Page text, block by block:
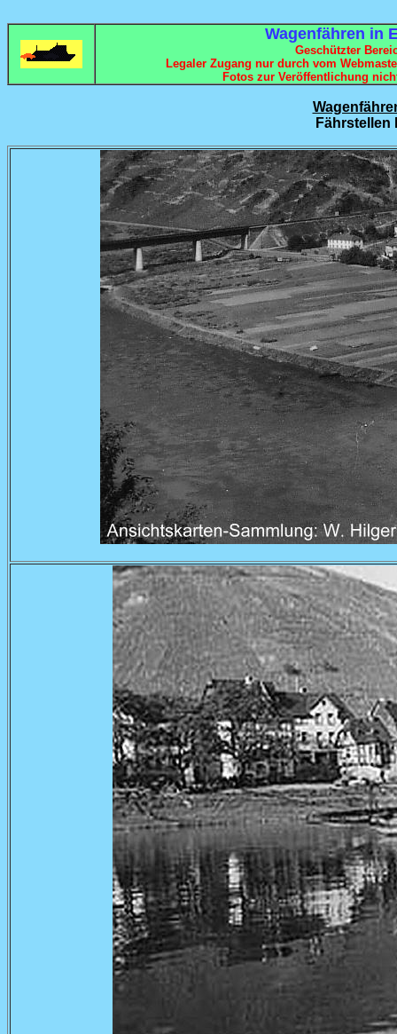
Wagenfähren in
Geschützter
Legaler Zugang nur durch vom
Fotos zur Veröffentlichung
Fährstellen